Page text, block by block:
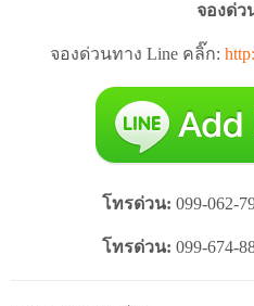
จองด่ว
จองด่วนทาง Line คลิ๊ก:
โทรด่วน: 099-062-
โทรด่วน: 099-674-